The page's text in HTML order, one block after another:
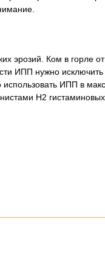
эрозий. Ком в горле
ИПП нужно
использовать ИПП в
Н2